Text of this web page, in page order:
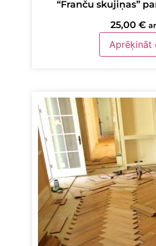
“Franču skujiņas”
25,00 €
Aprēķināt